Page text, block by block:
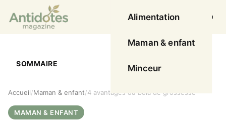
Ouvrir
Alimentation
Maman & enfant
Minceur
Accueil Maman & enfant 4 avantages du bola de grossesse
MAMAN & ENFANT
SOMMAIRE